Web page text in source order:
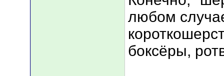
любом
боксёры,